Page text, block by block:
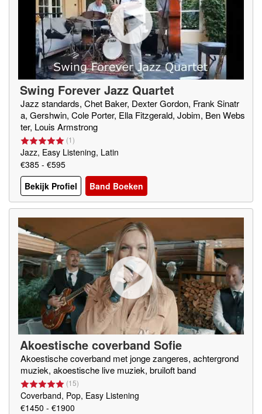
Swing Forever Jazz Quartet
Jazz standards, Chet Baker, Dexter Gordon, Frank Sinatr
a, Gershwin, Cole Porter, Ella Fitzgerald, Jobim, Ben Webs
ter, Louis Armstrong
(1)
Jazz, Easy Listening, Latin
€385 - €595
Bekijk Profiel
Band Boeken
Akoestische coverband Sofie
Akoestische coverband met jonge zangeres, achtergrond
muziek, akoestische live muziek, bruiloft band
(15)
Coverband, Pop, Easy Listening
€1450 - €1900